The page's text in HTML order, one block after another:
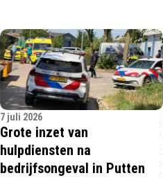
7 juli 2026
Grote inzet van
hulpdiensten na
bedrijfsongeval in Putten